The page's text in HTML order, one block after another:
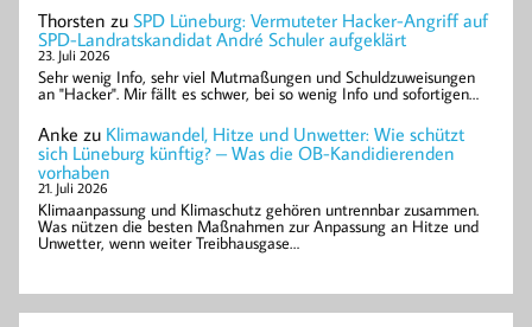
Thorsten zu SPD Lüneburg: Vermuteter Hacker-Angriff auf
SPD-Landratskandidat André Schuler aufgeklärt
23. Juli 2026
Sehr wenig Info, sehr viel Mutmaßungen und Schuldzuweisungen
an "Hacker". Mir fällt es schwer, bei so wenig Info und sofortigen…
Anke zu Klimawandel, Hitze und Unwetter: Wie schützt
sich Lüneburg künftig? – Was die OB-Kandidierenden
vorhaben
21. Juli 2026
Klimaanpassung und Klimaschutz gehören untrennbar zusammen.
Was nützen die besten Maßnahmen zur Anpassung an Hitze und
Unwetter, wenn weiter Treibhausgase…